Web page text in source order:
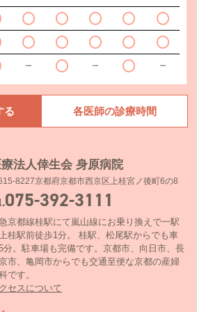
ー ー ー
る 各医師の診療時間
療法人倖生会 身原病院
8227京都府京都市西京区上桂宮ノ後町6の8
075-392-3111
京都線桂駅にて嵐山線にお乗り換えで一駅
桂駅前徒歩1分。 桂駅、松尾駅からでも車
分。駐車場も完備です。京都市、向日市、長
市、亀岡市からでも交通至便な京都の産婦
です。
セスについて